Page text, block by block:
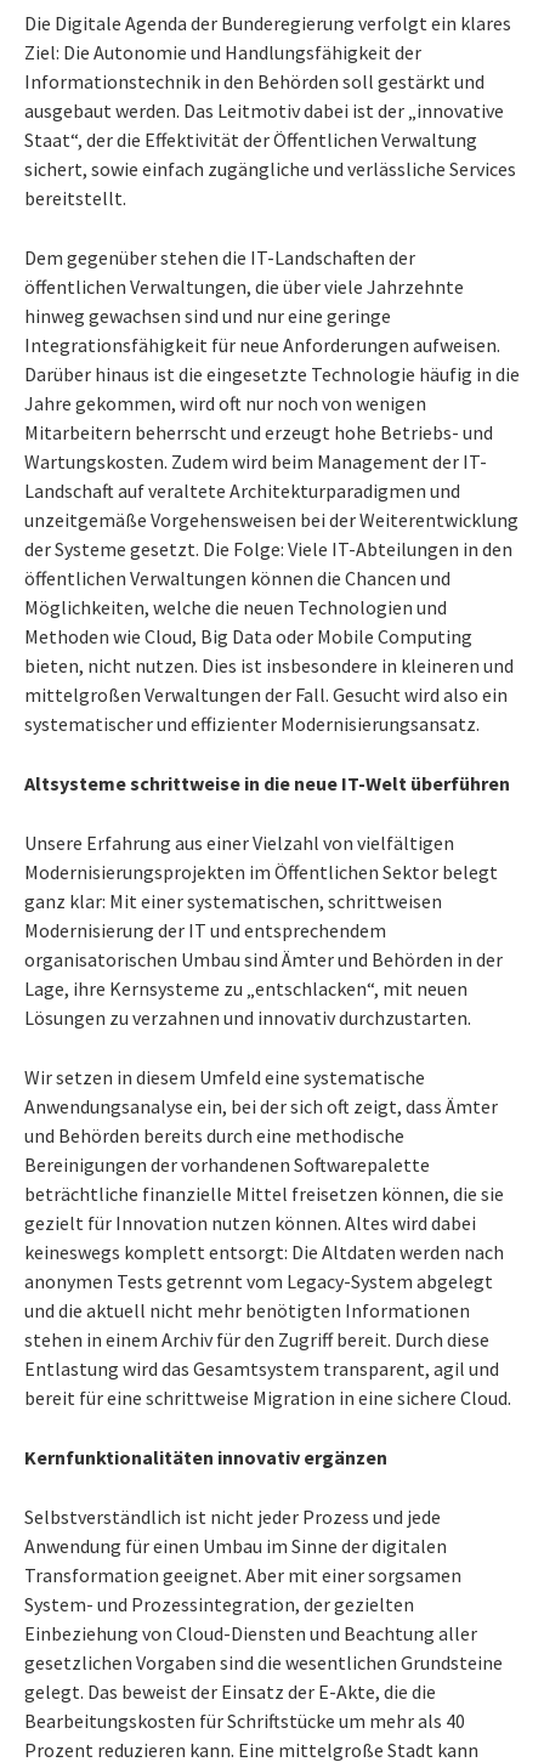
Die Digitale Agenda der Bunderegierung verfolgt ein klares
Ziel: Die Autonomie und Handlungsfähigkeit der
Informationstechnik in den Behörden soll gestärkt und
ausgebaut werden. Das Leitmotiv dabei ist der „innovative
Staat“, der die Effektivität der Öffentlichen Verwaltung
sichert, sowie einfach zugängliche und verlässliche Services
bereitstellt.
Dem gegenüber stehen die IT-Landschaften der
öffentlichen Verwaltungen, die über viele Jahrzehnte
hinweg gewachsen sind und nur eine geringe
Integrationsfähigkeit für neue Anforderungen aufweisen.
Darüber hinaus ist die eingesetzte Technologie häufig in die
Jahre gekommen, wird oft nur noch von wenigen
Mitarbeitern beherrscht und erzeugt hohe Betriebs- und
Wartungskosten. Zudem wird beim Management der IT-
Landschaft auf veraltete Architekturparadigmen und
unzeitgemäße Vorgehensweisen bei der Weiterentwicklung
der Systeme gesetzt. Die Folge: Viele IT-Abteilungen in den
öffentlichen Verwaltungen können die Chancen und
Möglichkeiten, welche die neuen Technologien und
Methoden wie Cloud, Big Data oder Mobile Computing
bieten, nicht nutzen. Dies ist insbesondere in kleineren und
mittelgroßen Verwaltungen der Fall. Gesucht wird also ein
systematischer und effizienter Modernisierungsansatz.
Altsysteme schrittweise in die neue IT-Welt überführen
Unsere Erfahrung aus einer Vielzahl von vielfältigen
Modernisierungsprojekten im Öffentlichen Sektor belegt
ganz klar: Mit einer systematischen, schrittweisen
Modernisierung der IT und entsprechendem
organisatorischen Umbau sind Ämter und Behörden in der
Lage, ihre Kernsysteme zu „entschlacken“, mit neuen
Lösungen zu verzahnen und innovativ durchzustarten.
Wir setzen in diesem Umfeld eine systematische
Anwendungsanalyse ein, bei der sich oft zeigt, dass Ämter
und Behörden bereits durch eine methodische
Bereinigungen der vorhandenen Softwarepalette
beträchtliche finanzielle Mittel freisetzen können, die sie
gezielt für Innovation nutzen können. Altes wird dabei
keineswegs komplett entsorgt: Die Altdaten werden nach
anonymen Tests getrennt vom Legacy-System abgelegt
und die aktuell nicht mehr benötigten Informationen
stehen in einem Archiv für den Zugriff bereit. Durch diese
Entlastung wird das Gesamtsystem transparent, agil und
bereit für eine schrittweise Migration in eine sichere Cloud.
Kernfunktionalitäten innovativ ergänzen
Selbstverständlich ist nicht jeder Prozess und jede
Anwendung für einen Umbau im Sinne der digitalen
Transformation geeignet. Aber mit einer sorgsamen
System- und Prozessintegration, der gezielten
Einbeziehung von Cloud-Diensten und Beachtung aller
gesetzlichen Vorgaben sind die wesentlichen Grundsteine
gelegt. Das beweist der Einsatz der E-Akte, die die
Bearbeitungskosten für Schriftstücke um mehr als 40
Prozent reduzieren kann. Eine mittelgroße Stadt kann